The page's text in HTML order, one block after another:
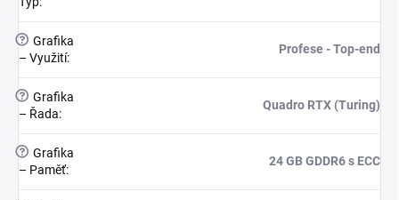
? Grafika
– Využití:
Profese - Top-end
? Grafika
– Řada:
Quadro RTX (Turing)
? Grafika
– Paměť:
24 GB GDDR6 s ECC